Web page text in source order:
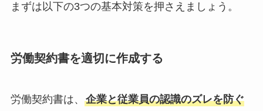
まずは以下の3つの基本対策を押さえましょう。
労働契約書を適切に作成する
労働契約書は、 企業と従業員の認識のズレを防ぐ